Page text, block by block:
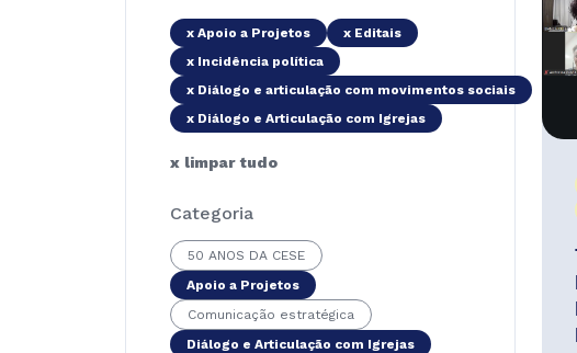
x Apoio a Projetos
x Editais
x Incidência política
x Diálogo e articulação com movimentos sociais
x Diálogo e Articulação com Igrejas
x limpar tudo
Categoria
50 ANOS DA CESE
Apoio a Projetos
Comunicação estratégica
Diálogo e Articulação com Igrejas